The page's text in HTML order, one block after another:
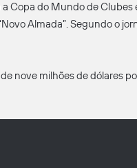
a Copa do Mundo de
Almada”. Segundo o
nove milhões de dólares